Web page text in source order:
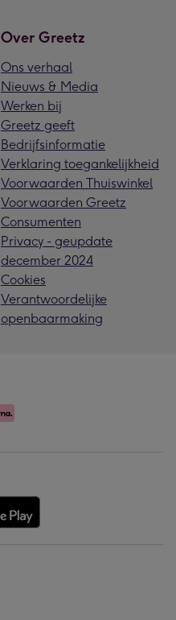
Over Greetz
Ons verhaal
Nieuws & Media
Werken bij
Greetz geeft
Bedrijfsinformatie
Verklaring toegankelijkheid
Voorwaarden Thuiswinkel
Voorwaarden Greetz
Consumenten
Privacy - geupdate
december 2024
Cookies
Verantwoordelijke
openbaarmaking